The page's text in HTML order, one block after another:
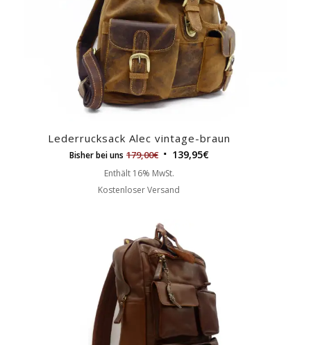
Lederrucksack Alec vintage-braun
Bisher bei uns 179,00€ 139,95€
Enthält 16% MwSt.
Kostenloser Versand